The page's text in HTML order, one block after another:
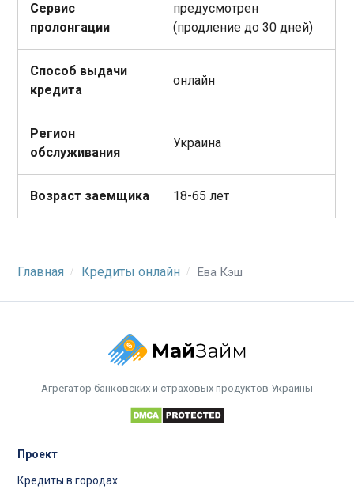
Сервис
пролонгации
предусмотрен
(продление до 30 дней)
Способ выдачи
кредита
онлайн
Регион
обслуживания
Украина
Возраст заемщика 18-65 лет
Главная Кредиты онлайн Ева Кэш
Агрегатор банковских и страховых продуктов Украины
Проект
Кредиты в городах